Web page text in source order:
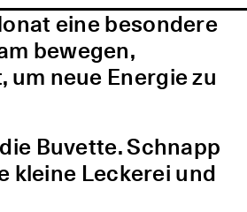
eine besondere
bewegen,
neue Energie zu
Buvette. Schnapp
kleine Leckerei und